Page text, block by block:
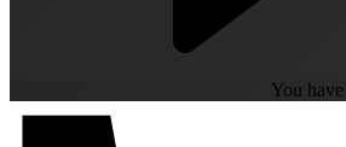
You